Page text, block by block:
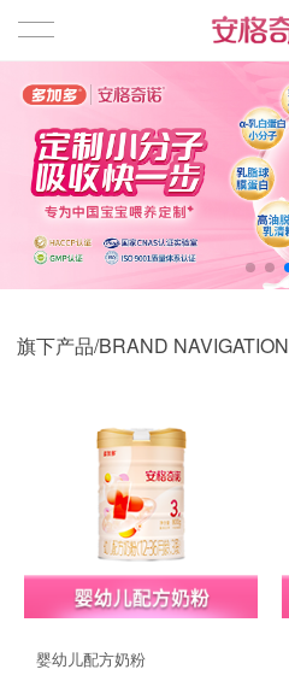
旗下产品/BRAND NAVIGATION
婴幼儿配方奶粉
首页
品牌产品
婴幼儿奶粉
企业文化
关于我们
品牌战略